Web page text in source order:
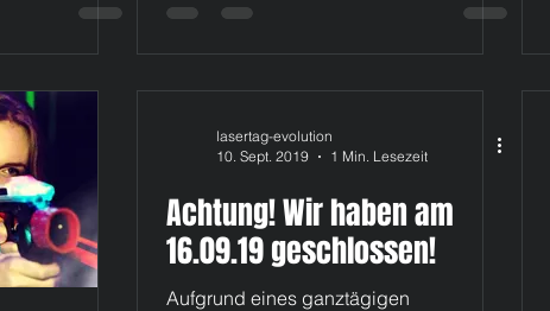
lasertag-evolution
10. Sept. 2019
1 Min. Lesezeit
Achtung! Wir haben am
16.09.19 geschlossen!
Aufgrund eines ganztägigen